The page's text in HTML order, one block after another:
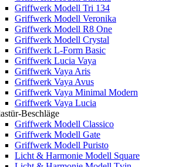
Griffwerk Modell Tri 134
Griffwerk Modell Veronika
Griffwerk Modell R8 One
Griffwerk Modell Crystal
Griffwerk L-Form Basic
Griffwerk Lucia Vaya
Griffwerk Vaya Aris
Griffwerk Vaya Avus
Griffwerk Vaya Minimal Modern
Griffwerk Vaya Lucia
Beschläge
Griffwerk Modell Classico
Griffwerk Modell Gate
Griffwerk Modell Puristo
Licht & Harmonie Modell Square